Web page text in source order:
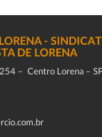
-
DE LORENA
– Centro Lorena –